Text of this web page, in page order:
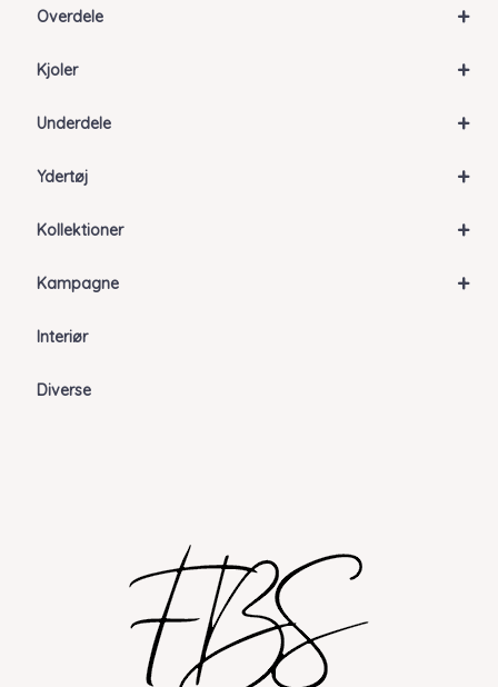
+
Overdele
+
Kjoler
+
Underdele
+
Ydertøj
+
Kollektioner
+
Kampagne
Interiør
Diverse